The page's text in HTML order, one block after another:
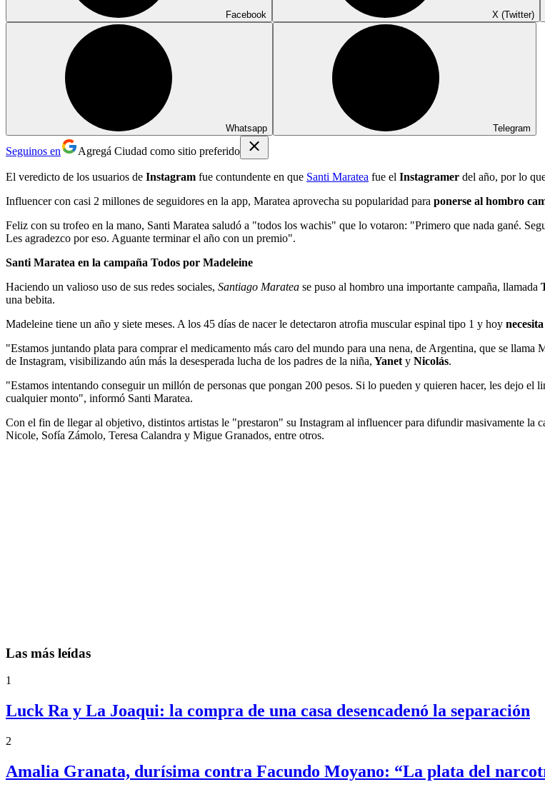
Facebook X (Twitter)
Whatsapp Telegram
Seguinos en Agregá Ciudad como sitio preferido
El veredicto de los usuarios de Instagram fue contundente en que Santi Maratea fue el Instagramer del año, por lo
Influencer con casi 2 millones de seguidores en la app, Maratea aprovecha su popularidad para ponerse al hombro
Feliz con su trofeo en la mano, Santi Maratea saludó a "todos los wachis" que lo votaron: "Primero que nada gané.
Les agradezco por eso. Aguante terminar el año con un premio".
Santi Maratea en la campaña Todos por Madeleine
Haciendo un valioso uso de sus redes sociales, Santiago Maratea se puso al hombro una importante campaña, llamada
una bebita.
Madeleine tiene un año y siete meses. A los 45 días de nacer le detectaron atrofia muscular espinal tipo 1 y hoy
"Estamos juntando plata para comprar el medicamento más caro del mundo para una nena, de Argentina, que se llama
de Instagram, visibilizando aún más la desesperada lucha de los padres de la niña, Yanet y Nicolás.
"Estamos intentando conseguir un millón de personas que pongan 200 pesos. Si lo pueden y quieren hacer, les dejo
cualquier monto", informó Santi Maratea.
Con el fin de llegar al objetivo, distintos artistas le "prestaron" su Instagram al influencer para difundir masivamente
Nicole, Sofía Zámolo, Teresa Calandra y Migue Granados, entre otros.
Las más leídas
1
Luck Ra y La Joaqui: la compra de una casa desencadenó la separación
2
Amalia Granata, durísima contra Facundo Moyano: “La plata del